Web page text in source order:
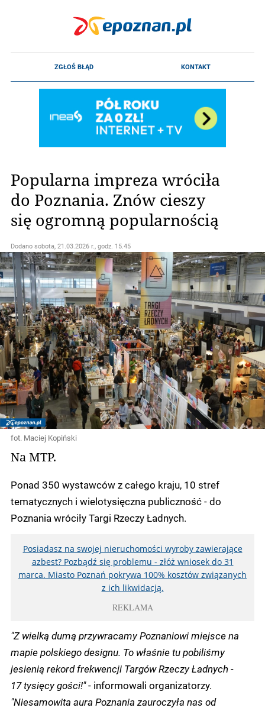
Popularna impreza wróciła
do Poznania. Znów cieszy
się ogromną popularnością
Dodano sobota, 21.03.2026 r., godz. 15.45
fot. Maciej Kopiński
Na MTP.
Ponad 350 wystawców z całego kraju, 10 stref
tematycznych i wielotysięczna publiczność - do
Poznania wróciły Targi Rzeczy Ładnych.
Posiadasz na swojej nieruchomości wyroby zawierające
azbest? Pozbądź się problemu - złóż wniosek do 31
marca. Miasto Poznań pokrywa 100% kosztów związanych
z ich likwidacją.
REKLAMA
"Z wielką dumą przywracamy Poznaniowi miejsce na
mapie polskiego designu. To właśnie tu pobiliśmy
jesienią rekord frekwencji Targów Rzeczy Ładnych -
17 tysięcy gości!"- informowali organizatorzy.
"Niesamowita aura Poznania zauroczyła nas od